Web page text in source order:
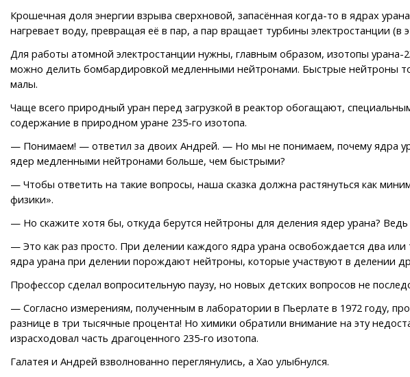
Крошечная доля энергии взрыва сверхновой, запасённая когда-то в ядрах
нагревает воду, превращая её в пар, а пар вращает турбины электростанции
Для работы атомной электростанции нужны, главным образом, изотопы урана-
можно делить бомбардировкой медленными нейтронами. Быстрые нейтроны
малы.
Чаще всего природный уран перед загрузкой в реактор обогащают,
содержание в природном уране 235-го изотопа.
— Понимаем! — ответил за двоих Андрей. — Но мы не понимаем, почему ядра
ядер медленными нейтронами больше, чем быстрыми?
— Чтобы ответить на такие вопросы, наша сказка должна растянуться как
физики».
— Но скажите хотя бы, откуда берутся нейтроны для деления ядер урана? Ведь
— Это как раз просто. При делении каждого ядра урана освобождается два
ядра урана при делении порождают нейтроны, которые участвуют в делении
Профессор сделал вопросительную паузу, но новых детских вопросов не
— Согласно измерениям, полученным в лаборатории в Пьерлате в 1972 году,
разнице в три тысячные процента! Но химики обратили внимание на эту
израсходовал часть драгоценного 235-го изотопа.
Галатея и Андрей взволнованно переглянулись, а Хао улыбнулся.